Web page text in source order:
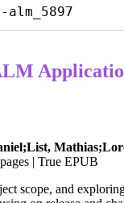
| True EPUB
and exploring